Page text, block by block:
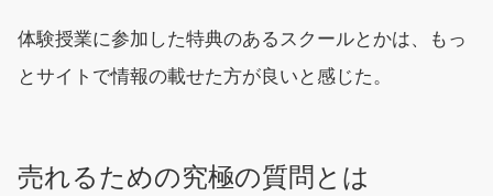
体験授業に参加した特典のあるスクールとかは、もっ
とサイトで情報の載せた方が良いと感じた。
売れるための究極の質問とは